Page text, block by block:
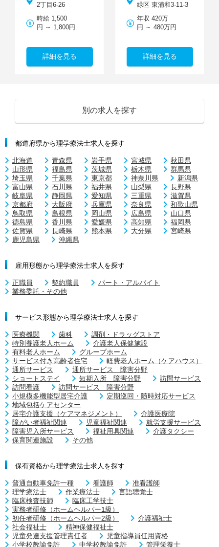
2丁目6-26
時給 1,500
円 ～ 1,800円
詳細を見る
緑区 東浦和3-11-3
年収 420万
円 ～ 480万円
詳細を見る
別の求人を探す
都道府県から理学療法士求人を探す
北海道 青森県 岩手県 宮城県
秋田県
山形県
福島県 茨城県 栃木県
群馬県
埼玉県
千葉県 東京都 神奈川県
新潟県
富山県
石川県 福井県 山梨県
長野県
岐阜県
静岡県 愛知県 三重県
滋賀県
京都府
大阪府 兵庫県 奈良県
和歌山県
鳥取県
島根県 岡山県 広島県
山口県
徳島県
香川県 愛媛県 高知県
福岡県
佐賀県
長崎県 熊本県 大分県
宮崎県
鹿児島県
沖縄県
雇用形態から理学療法士求人を探す
正職員 契約職員
パート・アルバイト
業務委託・その他
サービス形態から理学療法士求人を探す
医療機関 歯科
調剤・ドラッグストア
特別養護老人ホーム
介護老人保健施設
有料老人ホーム
グループホーム
サービス付き高齢者住宅
軽費老人ホーム（ケアハウス）
通所サービス
通所サービス 障害分野
ショートステイ
短期入所 障害分野
訪問サービス
訪問看護
訪問サービス 障害分野
小規模多機能型居宅介護
定期巡回・随時対応サービス
地域包括ケアセンター
居宅介護支援（ケアマネジメント）
介護医療院
障がい者福祉関連
児童福祉関連
就労支援サービス
障害児入所サービス
福祉用具関連
介護タクシー
保育関連施設
その他
保有資格から理学療法士求人を探す
普通自動車免許一種 看護師
准看護師
理学療法士
作業療法士
言語聴覚士
臨床検査技師
臨床工学技士
実務者研修（ホームヘルパー1級）
初任者研修（ホームヘルパー2級）
介護福祉士
社会福祉士
精神保健福祉士
児童発達支援管理責任者
児童指導員任用資格
小学校教諭免許
中学校教諭免許 管理栄養士